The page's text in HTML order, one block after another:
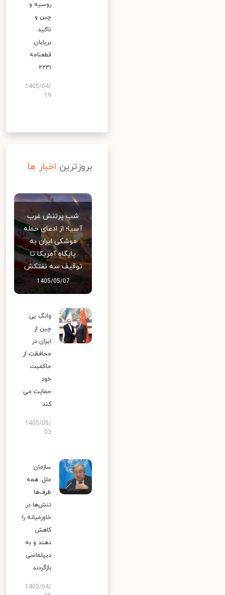
روسیه و
چین و
تاکید
برپایان
قطعنامه
۲۲۳۱
1405/04/
19
بروزترین اخبار ها
شب پرتنش غرب
آسیا؛ از ادعای حمله
موشکی ایران به
پایگاه آمریکا تا
توقیف سه نفتکش
1405/05/07
وانگ یی:
چین از
ایران در
محافظت از
حاکمیت
خود
حمایت می
کند
1405/05/
03
سازمان
ملل: همه
طرف‌ها
تنش‌ها در
خاورمیانه را
کاهش
دهند و به
دیپلماسی
بازگردند
1405/04/